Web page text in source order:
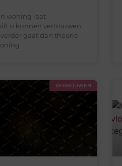
woning laat
u kunnen vertrouwen
gaat dan theorie
VERBOUWEN